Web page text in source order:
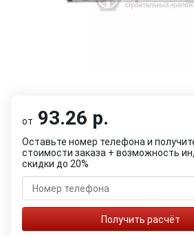
от 93.26 р.
Оставьте номер телефона и
стоимости заказа + возможность
скидки до 20%